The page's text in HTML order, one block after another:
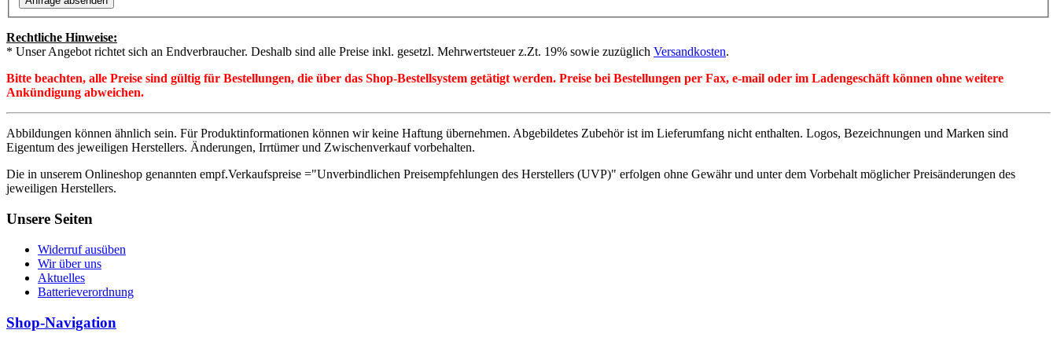
Rechtliche Hinweise:
* Unser Angebot richtet sich an Endverbraucher. Deshalb sind alle Preise inkl. gesetzl. Mehrwertsteuer z.Zt. 19% sowie zuzüglich Versandkosten.
Bitte beachten, alle Preise sind gültig für Bestellungen, die über das Shop-Bestellsystem getätigt werden. Preise bei Bestellungen per Fax, e-mail oder im Ladengeschäft können ohne weitere
Ankündigung abweichen.
Abbildungen können ähnlich sein. Für Produktinformationen können wir keine Haftung übernehmen. Abgebildetes Zubehör ist im Lieferumfang nicht enthalten. Logos, Bezeichnungen und Marken sind
Eigentum des jeweiligen Herstellers. Änderungen, Irrtümer und Zwischenverkauf vorbehalten.
Die in unserem Onlineshop genannten empf.Verkaufspreise ="Unverbindlichen Preisempfehlungen des Herstellers (UVP)" erfolgen ohne Gewähr und unter dem Vorbehalt möglicher Preisänderungen des
jeweiligen Herstellers.
Unsere Seiten
Widerruf ausüben
Wir über uns
Aktuelles
Batterieverordnung
Shop-Navigation